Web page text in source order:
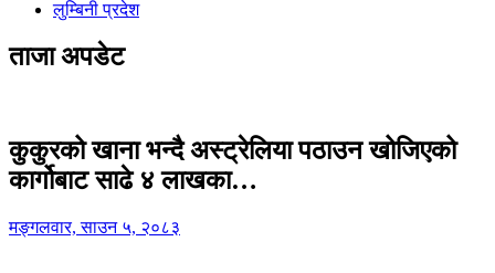
लुम्बिनी प्रदेश
ताजा अपडेट
कुकुरको खाना भन्दै अस्ट्रेलिया पठाउन खोजिएको
कार्गोबाट साढे ४ लाखका…
मङ्गलवार, साउन ५, २०८३